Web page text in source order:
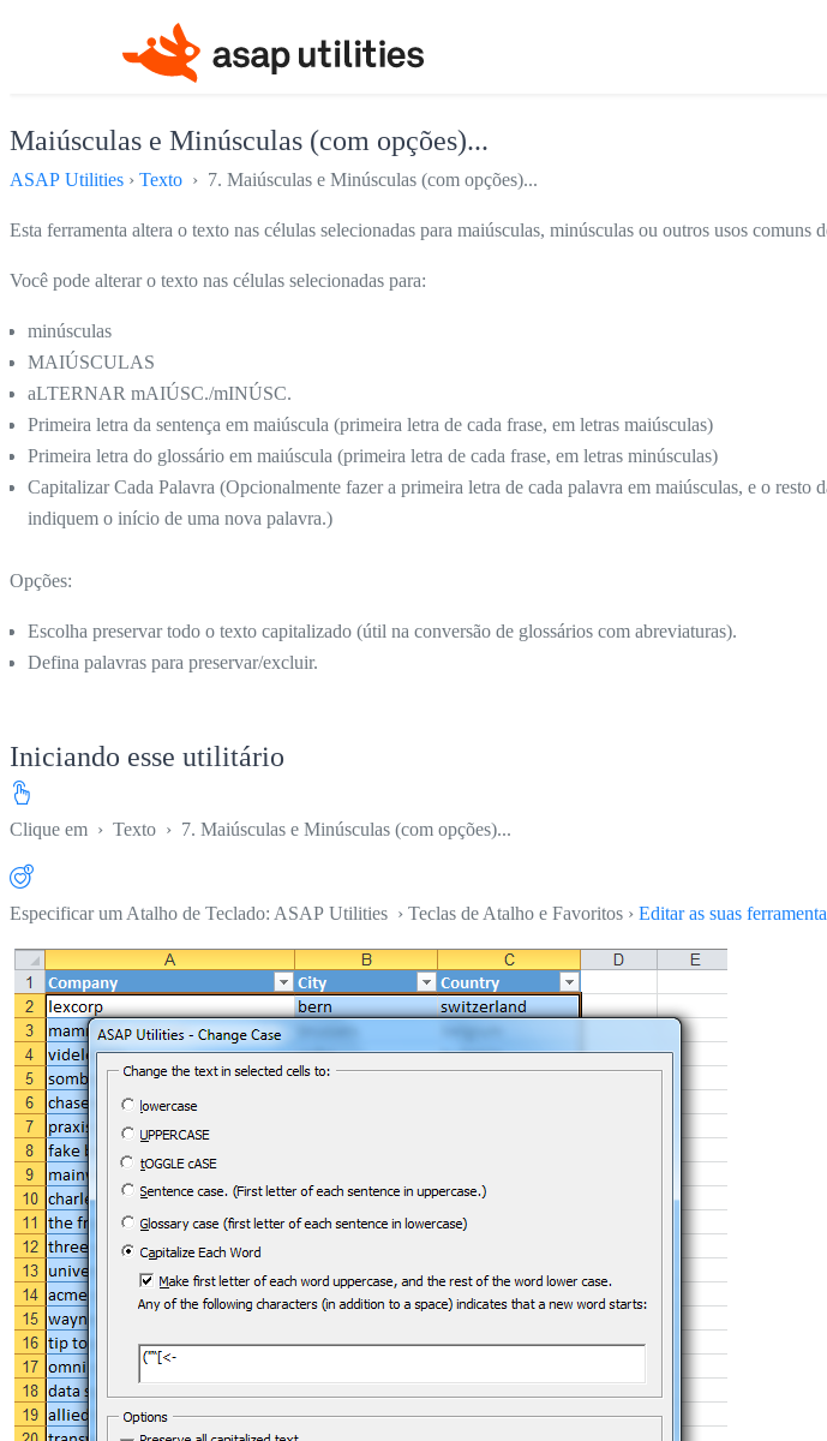
Maiúsculas e Minúsculas (com opções)...
ASAP Utilities › Texto › 7. Maiúsculas e Minúsculas (com opções)...
Esta ferramenta altera o texto nas células selecionadas para maiúsculas, minúsculas ou outros usos comuns
Você pode alterar o texto nas células selecionadas para:
minúsculas
MAIÚSCULAS
aLTERNAR mAIÚSC./mINÚSC.
Primeira letra da sentença em maiúscula (primeira letra de cada frase, em letras maiúsculas)
Primeira letra do glossário em maiúscula (primeira letra de cada frase, em letras minúsculas)
Capitalizar Cada Palavra (Opcionalmente fazer a primeira letra de cada palavra em maiúsculas, e o
indiquem o início de uma nova palavra.)
Opções:
Escolha preservar todo o texto capitalizado (útil na conversão de glossários com abreviaturas).
Defina palavras para preservar/excluir.
Iniciando esse utilitário
Clique em › Texto › 7. Maiúsculas e Minúsculas (com opções)...
Especificar um Atalho de Teclado: ASAP Utilities › Teclas de Atalho e Favoritos › Editar as suas